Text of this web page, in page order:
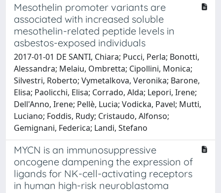
Mesothelin promoter variants are
associated with increased soluble
mesothelin-related peptide levels in
asbestos-exposed individuals
2017-01-01 DE SANTI, Chiara; Pucci, Perla; Bonotti,
Alessandra; Melaiu, Ombretta; Cipollini, Monica;
Silvestri, Roberto; Vymetalkova, Veronika; Barone,
Elisa; Paolicchi, Elisa; Corrado, Alda; Lepori, Irene;
Dell'Anno, Irene; Pellè, Lucia; Vodicka, Pavel; Mutti,
Luciano; Foddis, Rudy; Cristaudo, Alfonso;
Gemignani, Federica; Landi, Stefano
MYCN is an immunosuppressive
oncogene dampening the expression of
ligands for NK-cell-activating receptors
in human high-risk neuroblastoma